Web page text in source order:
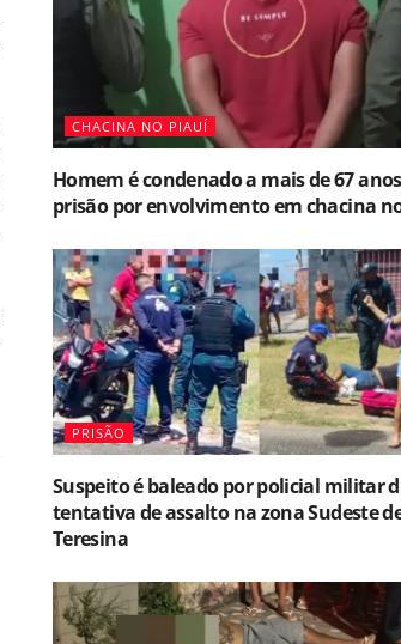
CHACINA NO PIAUÍ
Homem é condenado a mais de 67
prisão por envolvimento em chacina
PRISÃO
Suspeito é baleado por policial militar
tentativa de assalto na zona Sudeste
Teresina